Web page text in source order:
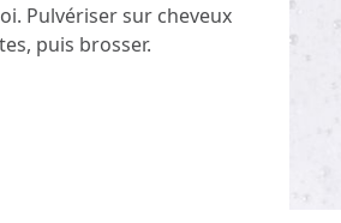
Pulvériser sur cheveux
puis brosser.